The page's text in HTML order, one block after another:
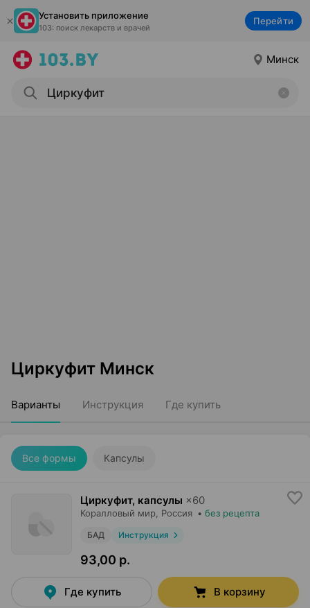
Установить приложение
103: поиск лекарств и врачей
Перейти
Минск
Циркуфит Минск
Варианты Инструкция Где купить
Все формы Капсулы
Циркуфит, капсулы ×60
Коралловый мир , Россия • без рецепта
БАД Инструкция
93,00 р.
Где купить В корзину